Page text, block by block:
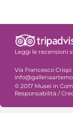
Leggi le recensioni
Via Francesco Crispi
© 2017 Musei in
Responsabilità /